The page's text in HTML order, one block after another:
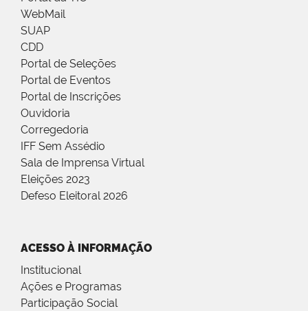
WebMail
SUAP
CDD
Portal de Seleções
Portal de Eventos
Portal de Inscrições
Ouvidoria
Corregedoria
IFF Sem Assédio
Sala de Imprensa Virtual
Eleições 2023
Defeso Eleitoral 2026
ACESSO À INFORMAÇÃO
Institucional
Ações e Programas
Participação Social